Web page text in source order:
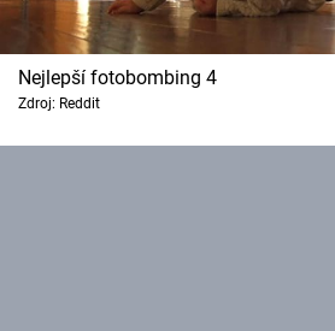
Nejlepší fotobombing 4
Zdroj: Reddit